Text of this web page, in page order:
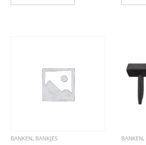
BANKEN, BANKJES BANKEN,